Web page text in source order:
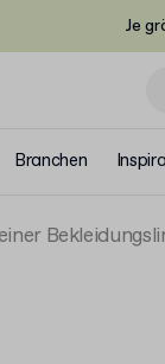
Je
Branchen